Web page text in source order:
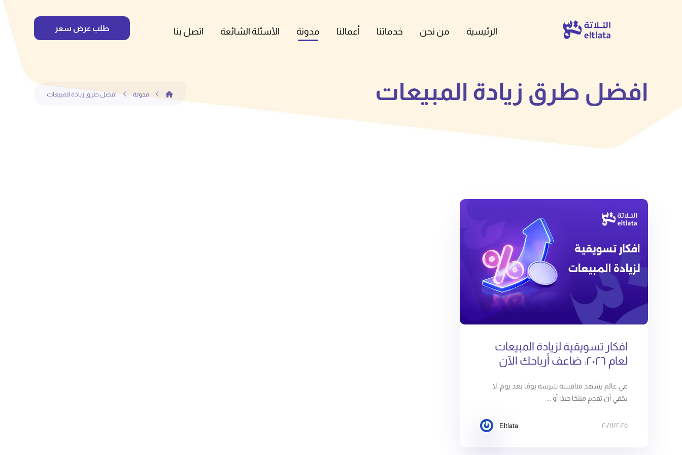
الرئيسية من نحن خدماتنا أعمالنا مدونة الأسئلة الشائعة اتصل بنا طلب عرض سعر
افضل طرق زيادة المبيعات مدونة افضل طرق زيادة المبيعات
افكار تسويقية لزيادة المبيعات
لعام ٢٠٢٦: ضاعف أرباحك الآن
Eltlata ٢٠/١١/٢٠٢٥
في عالم يشهد منافسة شرسة يومًا بعد يوم، لا
يكفي أن تقدم منتجًا جيدًا أو ...